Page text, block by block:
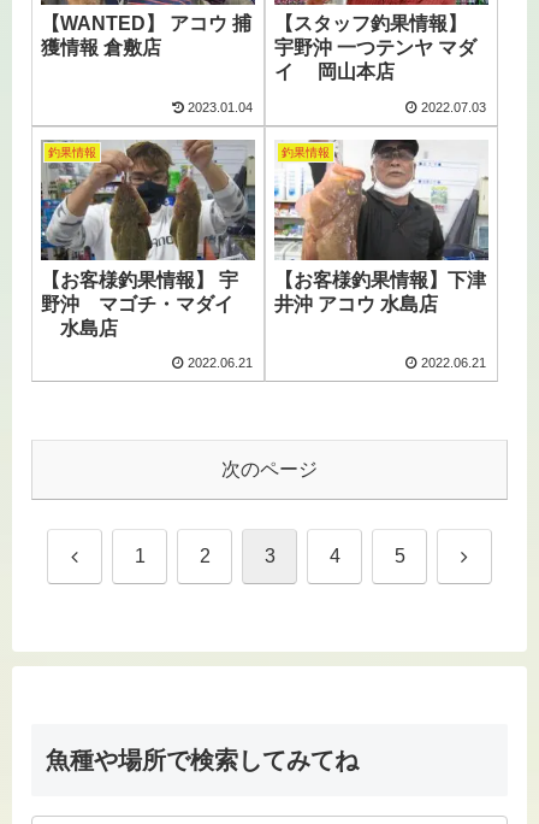
【WANTED】 アコウ 捕
獲情報 倉敷店
2023.01.04
【スタッフ釣果情報】
宇野沖 一つテンヤ マダ
イ 岡山本店
2022.07.03
釣果情報
【お客様釣果情報】 宇
野沖 マゴチ・マダイ
水島店
2022.06.21
釣果情報
【お客様釣果情報】下津
井沖 アコウ 水島店
2022.06.21
次のページ
前 1 2 3 4 5 次
魚種や場所で検索してみてね